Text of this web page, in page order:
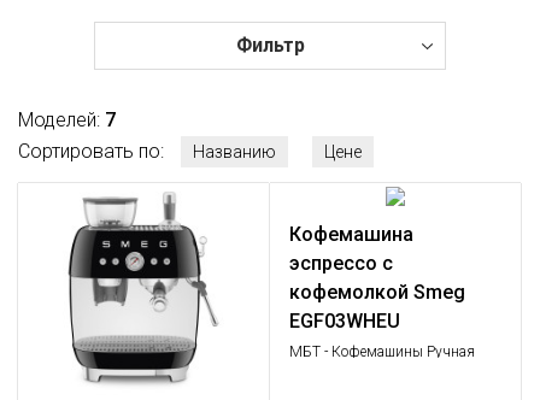
Фильтр
Моделей: 7
Сортировать по:
Названию Цене
Кофемашина
эспрессо с
кофемолкой Smeg
EGF03WHEU
МБТ - Кофемашины Ручная